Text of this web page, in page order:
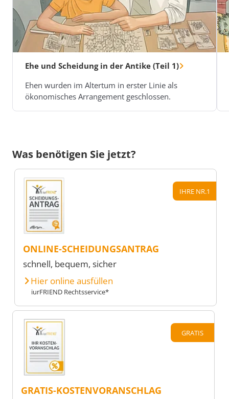
Ehe und Scheidung in der Antike (Teil 1)
Ehen wurden im Altertum in erster Linie als
ökonomisches Arrangement geschlossen.
Was benötigen Sie jetzt?
IHRE NR.1
ONLINE-SCHEIDUNGSANTRAG
schnell, bequem, sicher
Hier online ausfüllen
iurFRIEND Rechtsservice*
GRATIS
GRATIS-KOSTENVORANSCHLAG